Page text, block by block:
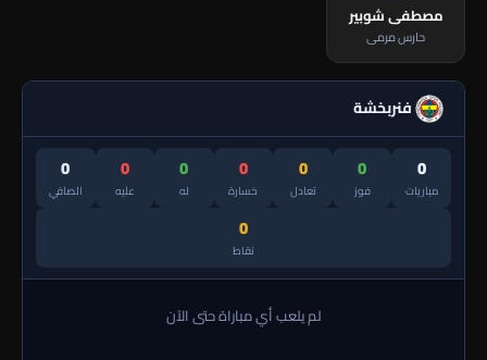
مصطفى شوبير
حارس مرمى
فنربخشة
0
مباريات
0
فوز
0
تعادل
0
خسارة
0
له
0
عليه
0
الصافي
0
نقاط
لم يلعب أي مباراة حتى الآن